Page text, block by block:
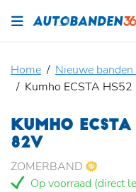
Home
Nieuwe
Kumho ECSTA
KUMHO
82V
ZOMERBAND
Op voorraad (direct